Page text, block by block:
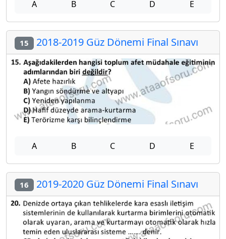
A B C D E
15 2018-2019 Güz Dönemi Final Sınavı
A B C D E
16 2019-2020 Güz Dönemi Final Sınavı